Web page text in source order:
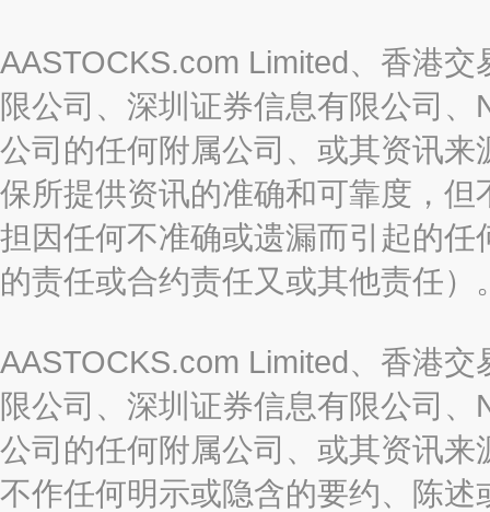
AASTOCKS.com Limited、香港
限公司、深圳证券信息有限公司
公司的任何附属公司、或其资讯
保所提供资讯的准确和可靠度，
担因任何不准确或遗漏而引起的
的责任或合约责任又或其他责任）
AASTOCKS.com Limited、香港
限公司、深圳证券信息有限公司
公司的任何附属公司、或其资讯
不作任何明示或隐含的要约、陈